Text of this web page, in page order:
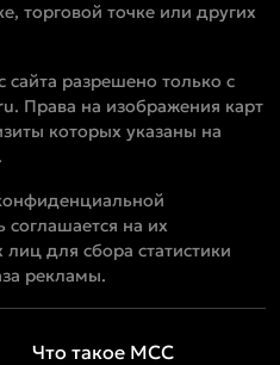
торговой точке или других
разрешено только с
Права на изображения карт
которых указаны на
на их
для сбора статистики
рекламы.
Что такое MCC